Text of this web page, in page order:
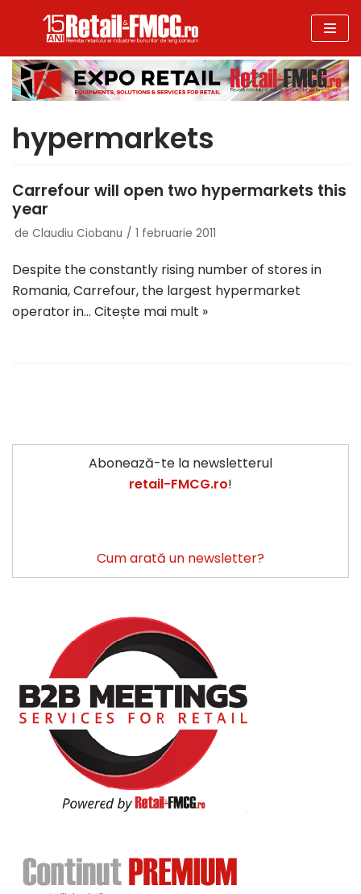
la
conținut
hypermarkets
Carrefour will open two hypermarkets this
year
de Claudiu Ciobanu 1 februarie 2011
Despite the constantly rising number of stores in
Romania, Carrefour, the largest hypermarket
operator in… Citește mai mult »
Abonează-te la newsletterul
retail-FMCG.ro!
Cum arată un newsletter?